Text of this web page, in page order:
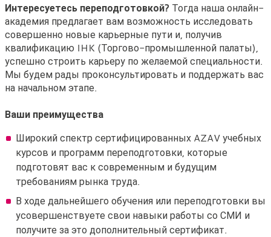
Интересуетесь переподготовкой? Тогда наша онлайн-
академия предлагает вам возможность исследовать
совершенно новые карьерные пути и, получив
квалификацию IHK (Торгово-промышленной палаты),
успешно строить карьеру по желаемой специальности.
Мы будем рады проконсультировать и поддержать вас
на начальном этапе.
Ваши преимущества
Широкий спектр сертифицированных AZAV учебных
курсов и программ переподготовки, которые
подготовят вас к современным и будущим
требованиям рынка труда.
В ходе дальнейшего обучения или переподготовки вы
усовершенствуете свои навыки работы со СМИ и
получите за это дополнительный сертификат.